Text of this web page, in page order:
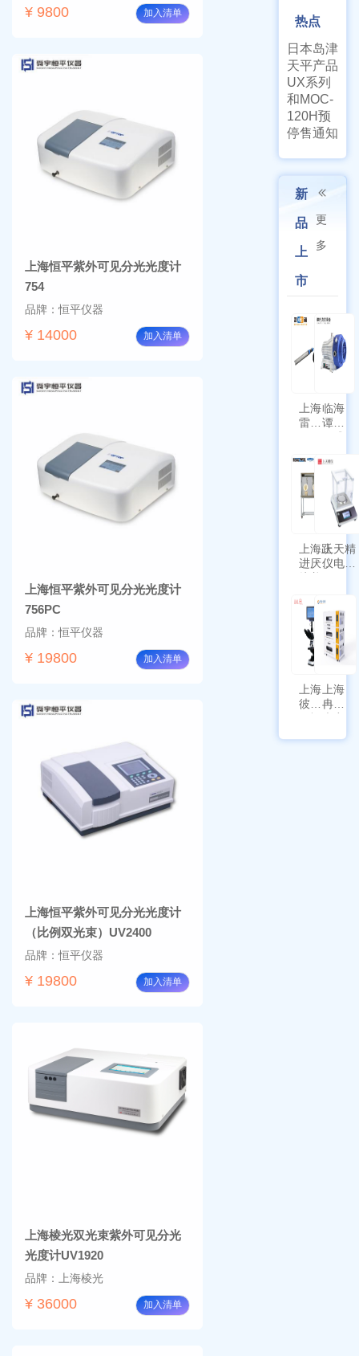
¥ 9800 加入清单
上海恒平紫外可见分光光度计
754
品牌：恒平仪器
¥ 14000 加入清单
上海恒平紫外可见分光光度计
756PC
品牌：恒平仪器
¥ 19800 加入清单
上海恒平紫外可见分光光度计
（比例双光束）UV2400
品牌：恒平仪器
¥ 19800 加入清单
上海棱光双光束紫外可见分光
光度计UV1920
品牌：上海棱光
¥ 36000 加入清单
热点
日本岛津
天平产品
UX系列
和MOC-
120H预
停售通知
新
品
上
市
更
多
上海
雷磁
符合
新国
标带
功能
临海
谭氏
干式
泵
SPL-
10
上海跃
进厌氧
培养箱
III-T
上天精
仪电子
带审计
追踪功
能
上海
彼爱
姆视
上海
冉绘
大容